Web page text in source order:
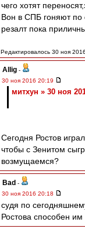
чего хотят
Вон в СПБ гоняют по
резалт пока
Редактировалось 30 ноя
Allig -
30 ноя 2016 20:19
митхун » 30 ноя
Сегодня Ростов
чтобы с Зенитом
возмущаемся?
Bad -
30 ноя 2016 20:18
судя по
Ростова способен